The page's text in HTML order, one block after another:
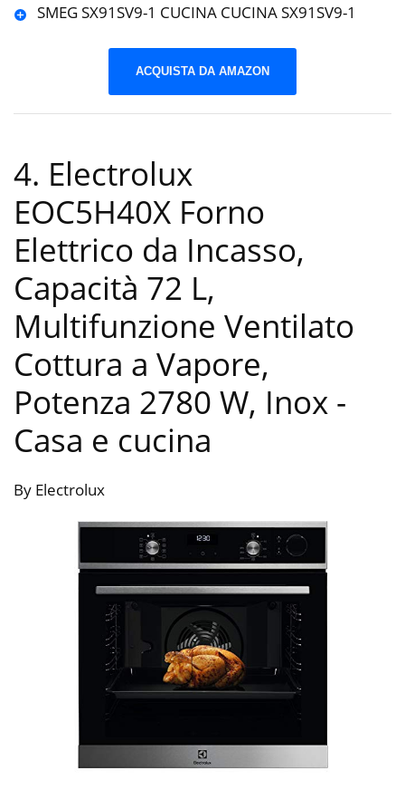
SMEG SX91SV9-1 CUCINA CUCINA SX91SV9-1
ACQUISTA DA AMAZON
4. Electrolux
EOC5H40X Forno
Elettrico da Incasso,
Capacità 72 L,
Multifunzione Ventilato
Cottura a Vapore,
Potenza 2780 W, Inox -
Casa e cucina
By Electrolux